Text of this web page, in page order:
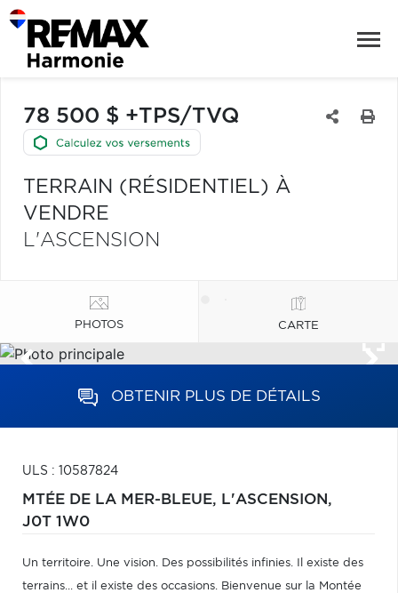
78 500 $ +TPS/TVQ
TERRAIN (RÉSIDENTIEL) À
VENDRE
L'ASCENSION
PHOTOS CARTE
OBTENIR PLUS DE DÉTAILS
ULS : 10587824
MTÉE DE LA MER-BLEUE, L'ASCENSION,
J0T 1W0
Un territoire. Une vision. Des possibilités infinies. Il existe des
terrains... et il existe des occasions. Bienvenue sur la Montée